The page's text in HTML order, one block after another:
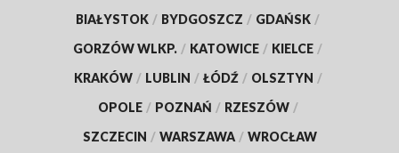
BIAŁYSTOK / BYDGOSZCZ / GDAŃSK /
GORZÓW WLKP. / KATOWICE / KIELCE /
KRAKÓW / LUBLIN / ŁÓDŹ / OLSZTYN /
OPOLE / POZNAŃ / RZESZÓW /
SZCZECIN / WARSZAWA / WROCŁAW